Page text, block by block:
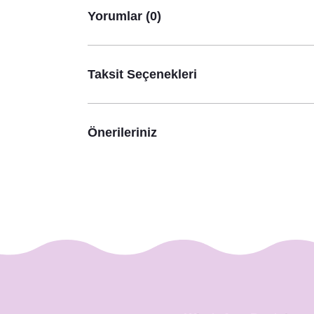
Lacivert Kahve Yapraklar Konsept Karşılama
890,00 TL
Yorumlar (0)
Taksit Seçenekleri
Önerileriniz